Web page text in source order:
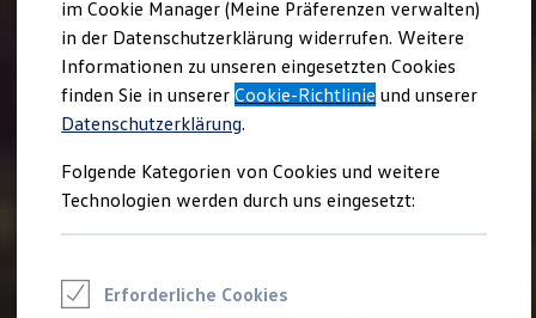
SUV und CUV
Familienautos
Kombis
Kompaktwagen
Sportwagen
Schnell verfügbare Fahrzeuge
Angebote und Produkte
Aktuelle Angebote
E-Auto-Förderung
Volkswagen Marktplatz
Elektromobilität bei Gebrauchtwagen
im Cookie Manager (Meine Präferenzen verwalten)
in der Datenschutzerklärung widerrufen. Weitere
Informationen zu unseren eingesetzten Cookies
finden Sie in unsererCookie-Richtlinie und unserer
Datenschutzerklärung.
Folgende Kategorien von Cookies und weitere
Technologien werden durch uns eingesetzt:
Erforderliche Cookies